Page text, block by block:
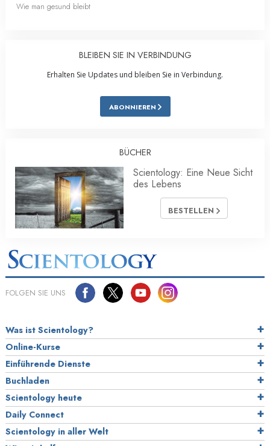
Wie man gesund bleibt
BLEIBEN SIE IN VERBINDUNG
Erhalten Sie Updates und bleiben Sie in Verbindung.
ABONNIEREN
BÜCHER
Scientology: Eine Neue Sicht
des Lebens
BESTELLEN
FOLGEN SIE UNS
Was ist Scientology?
Online-Kurse
Einführende Dienste
Buchladen
Scientology heute
Daily Connect
Scientology in aller Welt